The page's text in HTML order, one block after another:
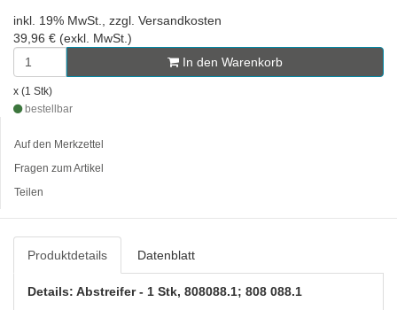
inkl. 19% MwSt., zzgl. Versandkosten
39,96 € (exkl. MwSt.)
In den Warenkorb
x (1 Stk)
bestellbar
Auf den Merkzettel
Fragen zum Artikel
Teilen
Produktdetails Datenblatt
Details: Abstreifer - 1 Stk, 808088.1; 808 088.1